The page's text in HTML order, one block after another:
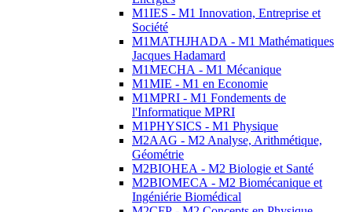
M1IES - M1 Innovation, Entreprise et
Société
M1MATHJHADA - M1 Mathématiques
Jacques Hadamard
M1MECHA - M1 Mécanique
M1MIE - M1 en Economie
M1MPRI - M1 Fondements de
l'Informatique MPRI
M1PHYSICS - M1 Physique
M2AAG - M2 Analyse, Arithmétique,
Géométrie
M2BIOHEA - M2 Biologie et Santé
M2BIOMECA - M2 Biomécanique et
Ingéniérie Biomédical